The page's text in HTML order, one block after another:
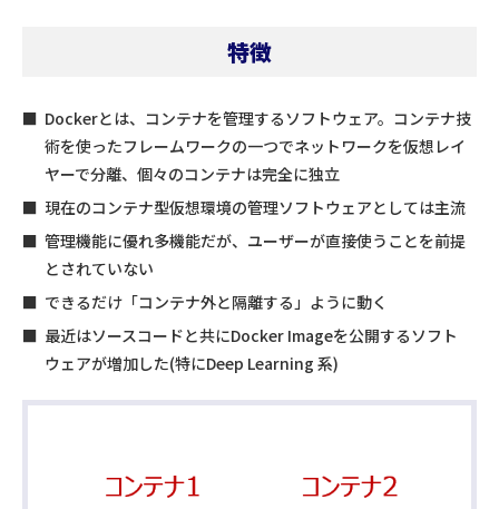
特徴
Dockerとは、コンテナを管理するソフトウェア。コンテナ技
術を使ったフレームワークの一つでネットワークを仮想レイ
ヤーで分離、個々のコンテナは完全に独立
現在のコンテナ型仮想環境の管理ソフトウェアとしては主流
管理機能に優れ多機能だが、ユーザーが直接使うことを前提
とされていない
できるだけ「コンテナ外と隔離する」ように動く
最近はソースコードと共にDocker Imageを公開するソフト
ウェアが増加した(特にDeep Learning 系)